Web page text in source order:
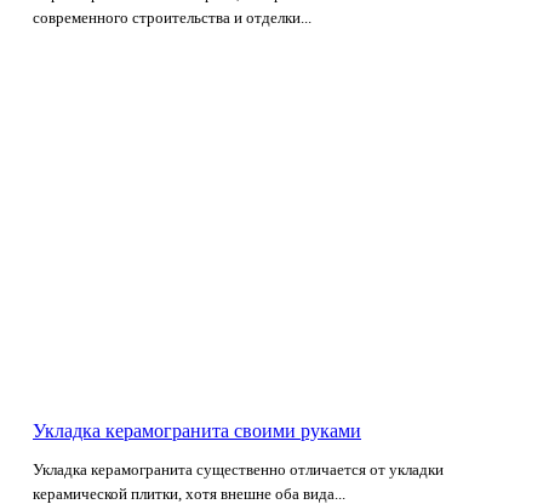
современного строительства и отделки...
Укладка керамогранита своими руками
Укладка керамогранита существенно отличается от укладки
керамической плитки, хотя внешне оба вида...